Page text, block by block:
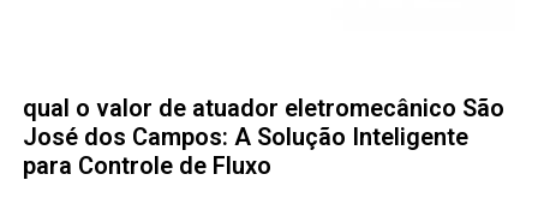
qual o valor de atuador eletromecânico São
José dos Campos: A Solução Inteligente
para Controle de Fluxo